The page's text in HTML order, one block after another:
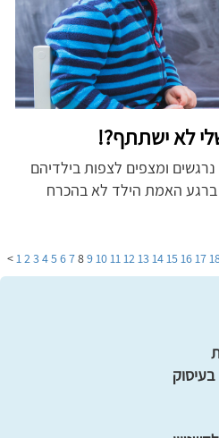
לא ישתתף?!
ומצפים לצפות בילדיהם
ברגע האמת הילד לא בהכרח
1234567891011121314151617
>